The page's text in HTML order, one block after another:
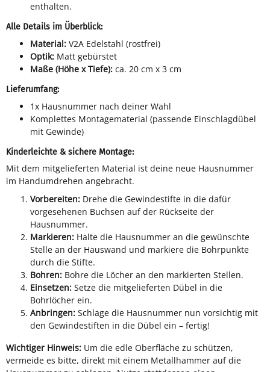
enthalten.
Alle Details im Überblick:
Material: V2A Edelstahl (rostfrei)
Optik: Matt gebürstet
Maße (Höhe x Tiefe): ca. 20 cm x 3 cm
Lieferumfang:
1x Hausnummer nach deiner Wahl
Komplettes Montagematerial (passende Einschlagdübel
mit Gewinde)
Kinderleichte & sichere Montage:
Mit dem mitgelieferten Material ist deine neue Hausnummer
im Handumdrehen angebracht.
Vorbereiten: Drehe die Gewindestifte in die dafür
vorgesehenen Buchsen auf der Rückseite der
Hausnummer.
Markieren: Halte die Hausnummer an die gewünschte
Stelle an der Hauswand und markiere die Bohrpunkte
durch die Stifte.
Bohren: Bohre die Löcher an den markierten Stellen.
Einsetzen: Setze die mitgelieferten Dübel in die
Bohrlöcher ein.
Anbringen: Schlage die Hausnummer nun vorsichtig mit
den Gewindestiften in die Dübel ein – fertig!
Wichtiger Hinweis: Um die edle Oberfläche zu schützen,
vermeide es bitte, direkt mit einem Metallhammer auf die